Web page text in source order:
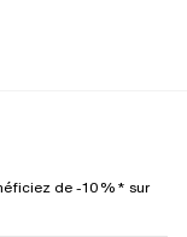
de -10%* sur